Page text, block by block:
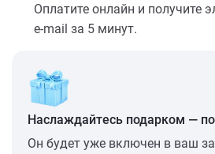
Оплатите онлайн и получите
e-mail за 5 минут.
Наслаждайтесь подарком —
Он будет уже включен в ваш